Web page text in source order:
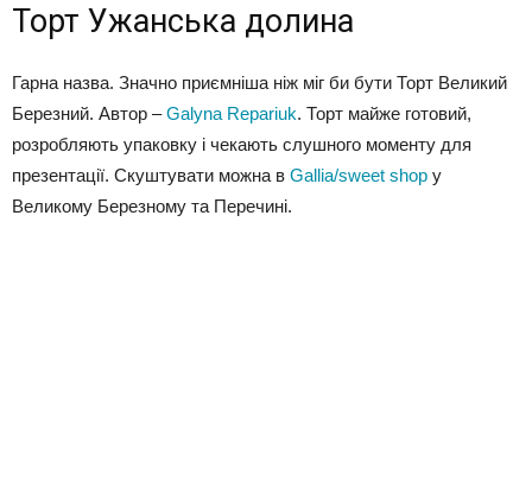
Торт Ужанська долина
Гарна назва. Значно приємніша ніж міг би бути Торт Великий
Березний. Автор –Galyna Repariuk. Торт майже готовий,
розробляють упаковку і чекають слушного моменту для
презентації. Скуштувати можна в Gallia/sweet shop у
Великому Березному та Перечині.